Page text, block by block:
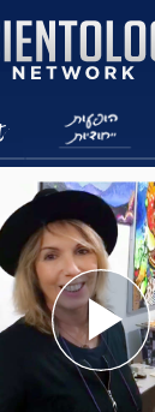
Play